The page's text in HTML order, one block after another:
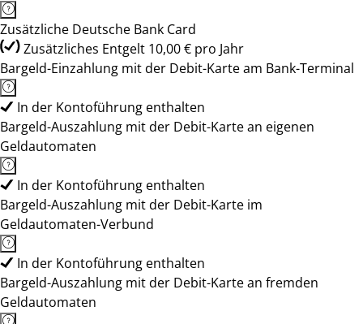
Zusätzliche Deutsche Bank Card
Zusätzliches Entgelt 10,00 € pro Jahr
Bargeld-Einzahlung mit der Debit-Karte am Bank-Terminal
In der Kontoführung enthalten
Bargeld-Auszahlung mit der Debit-Karte an eigenen
Geldautomaten
In der Kontoführung enthalten
Bargeld-Auszahlung mit der Debit-Karte im
Geldautomaten-Verbund
In der Kontoführung enthalten
Bargeld-Auszahlung mit der Debit-Karte an fremden
Geldautomaten